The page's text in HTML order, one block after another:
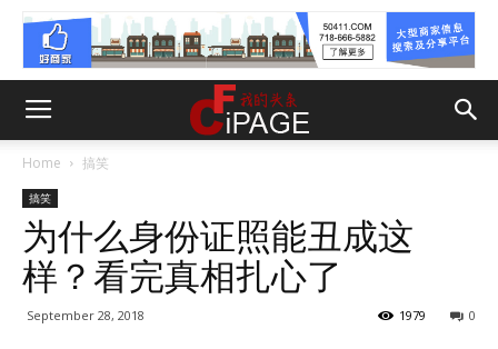
Home 搞笑
搞笑
为什么身份证照能丑成这
样？看完真相扎心了
September 28, 2018 0
1979